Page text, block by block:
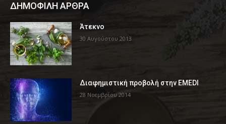
ΔΗΜΟΦΙΛΗ ΑΡΘΡΑ
Άτεκνο
30 Αυγούστου 2013
Διαφημιστική προβολή στην EMEDI
28 Νοεμβρίου 2014